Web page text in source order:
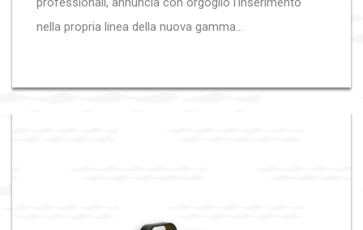
nella propria linea della nuova gamma...